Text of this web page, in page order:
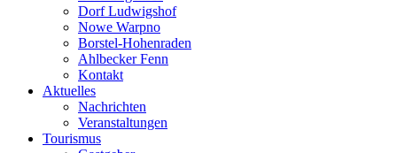
Dorf Ludwigshof
Nowe Warpno
Borstel-Hohenraden
Ahlbecker Fenn
Kontakt
Aktuelles
Nachrichten
Veranstaltungen
Tourismus